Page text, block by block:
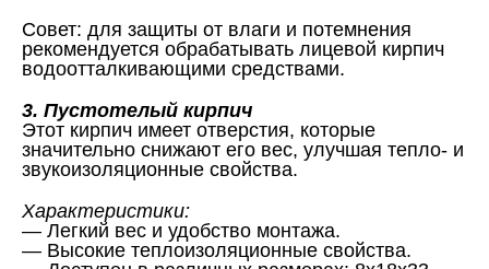
Совет: для защиты от влаги и потемнения
рекомендуется обрабатывать лицевой кирпич
водоотталкивающими средствами.
3. Пустотелый кирпич
Этот кирпич имеет отверстия, которые
значительно снижают его вес, улучшая тепло- и
звукоизоляционные свойства.
Характеристики:
— Легкий вес и удобство монтажа.
— Высокие теплоизоляционные свойства.